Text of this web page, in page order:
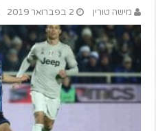
מישה טורין 2 בפברואר 2019